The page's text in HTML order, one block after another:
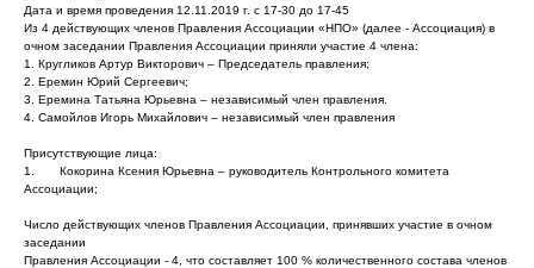
Дата и время проведения 12.11.2019 г. с 17-30 до 17-45
Из 4 действующих членов Правления Ассоциации «НПО» (далее - Ассоциация) в
очном заседании Правления Ассоциации приняли участие 4 члена:
1. Кругликов Артур Викторович – Председатель правления;
2. Еремин Юрий Сергеевич;
3. Еремина Татьяна Юрьевна – независимый член правления.
4. Самойлов Игорь Михайлович – независимый член правления
Присутствующие лица:
1. Кокорина Ксения Юрьевна – руководитель Контрольного комитета
Ассоциации;
Число действующих членов Правления Ассоциации, принявших участие в очном
заседании
Правления Ассоциации - 4, что составляет 100 % количественного состава членов